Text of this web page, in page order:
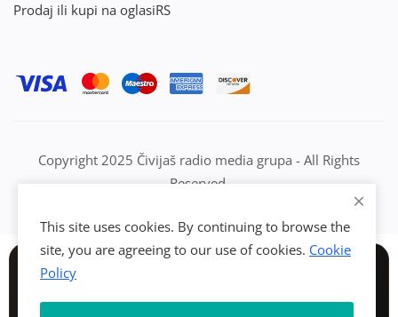
Prodaj ili kupi na oglasiRS
Copyright 2025 Čivijaš radio media grupa - All Rights
Reserved.
This site uses cookies. By continuing to browse the
site, you are agreeing to our use of cookies. Cookie
Policy